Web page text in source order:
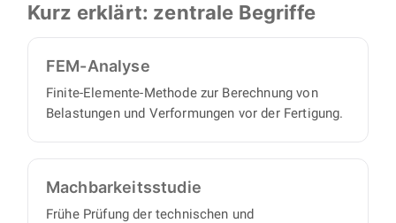
So halten wir Ihnen den Rücken frei.
Kurz erklärt: zentrale Begriffe
FEM-Analyse
Finite-Elemente-Methode zur Berechnung von
Belastungen und Verformungen vor der Fertigung.
Machbarkeits­studie
Frühe Prüfung der technischen und